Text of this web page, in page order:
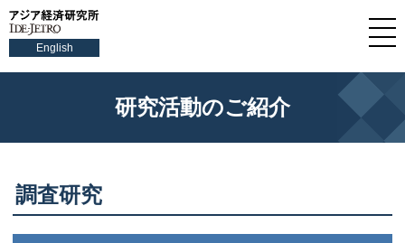
English
研究活動のご紹介
調査研究